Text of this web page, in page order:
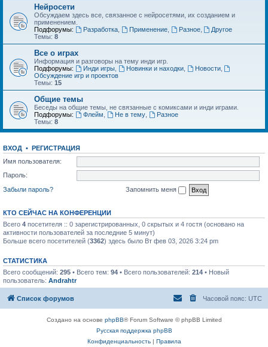
Нейросети
Обсуждаем здесь все, связанное с нейросетями, их созданием и
применением.
Подфорумы:
Разработка, Применение, Разное,
Другое
Темы: 8
Все о играх
Информация и разговоры на тему инди игр.
Подфорумы:
Инди игры, Новинки и находки, Новости,
Обсуждение игр и проектов
Темы: 15
Общие темы
Беседы на общие темы, не связанные с комиксами и инди играми.
Подфорумы:
Флейм Не в тему,
Разное
Темы: 8
ВХОД • РЕГИСТРАЦИЯ
Имя пользователя:
Пароль:
Забыли пароль?
Запомнить меня
КТО СЕЙЧАС НА КОНФЕРЕНЦИИ
Всего 4 посетителя :: 0 зарегистрированных, 0 скрытых и 4 гостя (основано на
активности пользователей за последние 5 минут)
Больше всего посетителей (3362) здесь было Вт фев 03, 2026 3:24 pm
СТАТИСТИКА
Всего сообщений: 295 • Всего тем: 94 • Всего пользователей: 214 • Новый
пользователь: Andrahtr
Список форумов Часовой пояс: UTC
Создано на основе phpBB® Forum Software © phpBB Limited
Русская поддержка phpBB
Конфиденциальность| Правила